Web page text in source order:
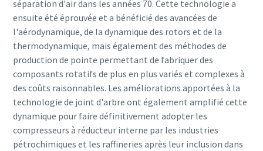
séparation d'air dans les années 70. Cette technologie a
ensuite été éprouvée et a bénéficié des avancées de
l'aérodynamique, de la dynamique des rotors et de la
thermodynamique, mais également des méthodes de
production de pointe permettant de fabriquer des
composants rotatifs de plus en plus variés et complexes à
des coûts raisonnables. Les améliorations apportées à la
technologie de joint d'arbre ont également amplifié cette
dynamique pour faire définitivement adopter les
compresseurs à réducteur interne par les industries
pétrochimiques et les raffineries après leur inclusion dans